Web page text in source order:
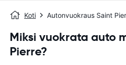
Koti Autonvuokraus Saint
Miksi vuokrata auto
Pierre?